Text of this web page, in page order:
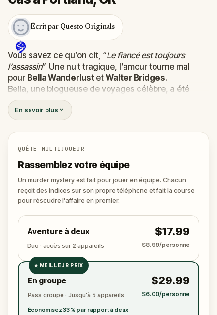
Écrit par Questo Originals
Vous savez ce qu’on dit, “Le fiancé est toujours
l’assassin”. Une nuit tragique, l’amour tourne mal
pour Bella Wanderlust et Walter Bridges.
Bella, une blogueuse de voyages célèbre, a été
retrouvéemorte
théâtralPercy Shadows
de découvrir la vérité.
Est-ce que ce meutre a été commis par Walter, le
fiancé obsessif ?
spectacle ?
Ou encore par quelqu’un d’autre, tapis dans l’ombre
🔎 Rassemblez les indices, interrogez les
qu’il ne frappe à nouveau. Préparez de quoi noter
les preuves.
En savoir plus
QUÊTE MULTIJOUEUR
Rassemblez votre équipe
Un murder mystery est fait pour jouer en équipe. Chacun
reçoit des indices sur son propre téléphone et fait la course
pour résoudre l'affaire en premier.
Aventure à deux
Duo · accès sur 2 appareils
$17.99
$8.99/personne
✓
✓
★ MEILLEUR PRIX
En groupe
Pass groupe · Jusqu'à 5 appareils
Économisez 33 % par rapport à deux
$29.99
$6.00/personne